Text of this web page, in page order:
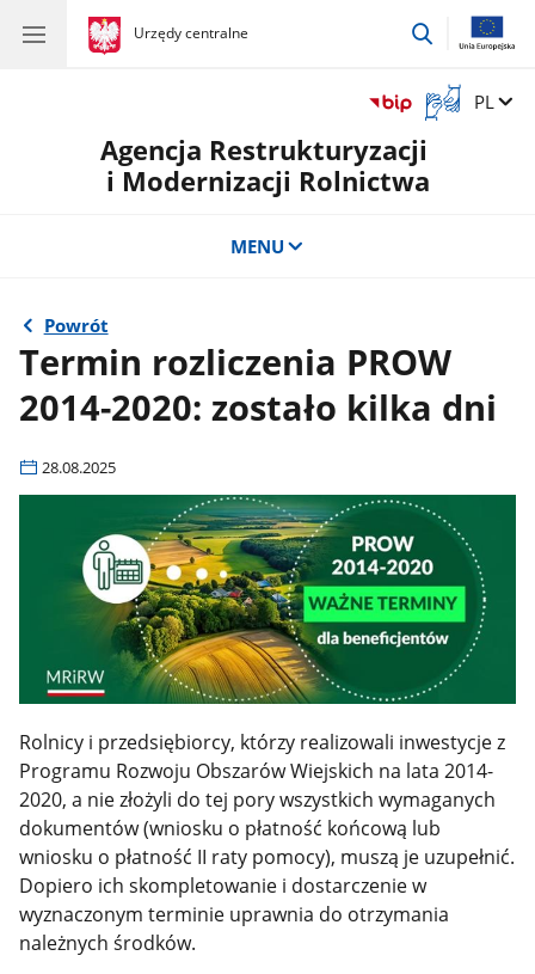
gov.pl
Urzędy centralne
gov.pl
Urzędy
przejdź
Otwórz
okno
z
tłumaczem
Zmień
PL
Agencja Restrukturyzacji
i Modernizacji Rolnictwa
MENU
Powrót
Termin rozliczenia PROW
2014-2020: zostało kilka dni
28.08.2025
Rolnicy i przedsiębiorcy, którzy realizowali inwestycje z
Programu Rozwoju Obszarów Wiejskich na lata 2014-
2020, a nie złożyli do tej pory wszystkich wymaganych
dokumentów (wniosku o płatność końcową lub
wniosku o płatność II raty pomocy), muszą je uzupełnić.
Dopiero ich skompletowanie i dostarczenie w
wyznaczonym terminie uprawnia do otrzymania
należnych środków.